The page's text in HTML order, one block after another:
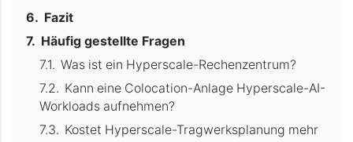
Fazit
Häufig gestellte Fragen
Was ist ein Hyperscale-Rechenzentrum?
Kann eine Colocation-Anlage Hyperscale-AI-
Workloads aufnehmen?
Kostet Hyperscale-Tragwerksplanung mehr